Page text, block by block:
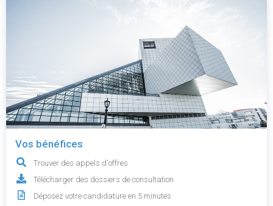
Vos bénéfices
Trouver des appels d'offres
Télécharger des dossiers de consultation
Déposez votre candidature en 5 minutes